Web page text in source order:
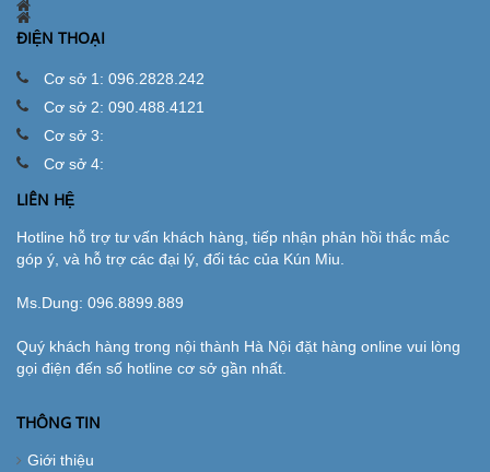
ĐIỆN THOẠI
Cơ sở 1: 096.2828.242
Cơ sở 2: 090.488.4121
Cơ sở 3:
Cơ sở 4:
LIÊN HỆ
Hotline hỗ trợ tư vấn khách hàng, tiếp nhận phản hồi thắc mắc
góp ý, và hỗ trợ các đại lý, đối tác của Kún Miu.
Ms.Dung: 096.8899.889
Quý khách hàng trong nội thành Hà Nội đặt hàng online vui lòng
gọi điện đến số hotline cơ sở gần nhất.
THÔNG TIN
Giới thiệu